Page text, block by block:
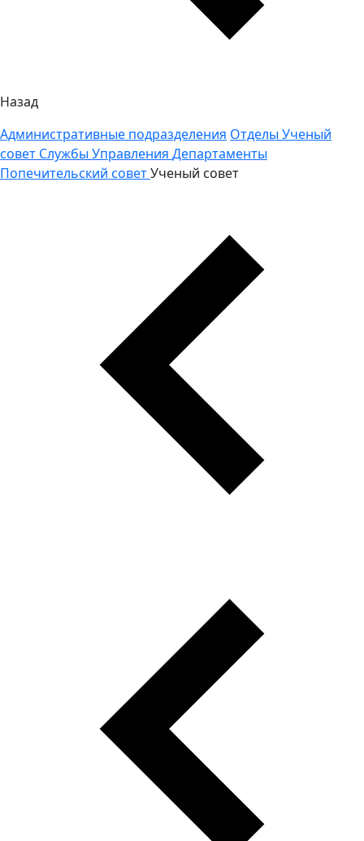
Назад
Административные подразделения Отделы Ученый
совет Службы Управления Департаменты
Попечительский советУченый совет